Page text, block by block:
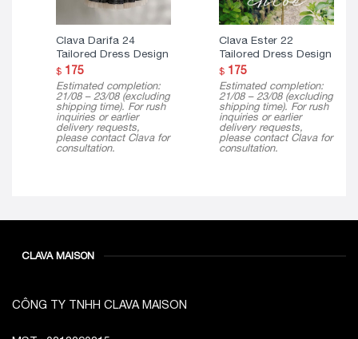
Clava Darifa 24
Tailored Dress Design
$175
Estimated completion:
21/08 – 23/08 (excluding
shipping time). For rush
inquiries or earlier
delivery requests,
please contact Clava for
consultation.
Clava Ester 22
Tailored Dress Design
$175
Estimated completion:
21/08 – 23/08 (excluding
shipping time). For rush
inquiries or earlier
delivery requests,
please contact Clava for
consultation.
CLAVA MAISON
CÔNG TY TNHH CLAVA MAISON